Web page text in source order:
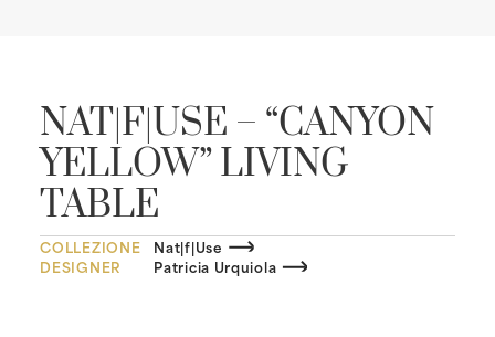
NAT|F|USE – “CANYON
YELLOW” LIVING
TABLE
COLLEZIONE
Nat|f|Use
DESIGNER
Patricia Urquiola